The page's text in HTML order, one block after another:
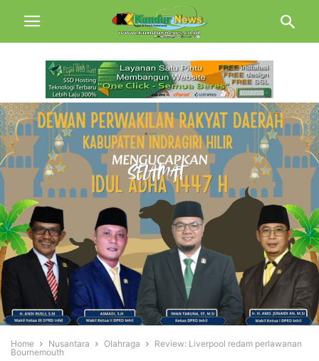
Home Nusantara Olahraga
Review: Liverpool redam perlawanan
Bournemouth